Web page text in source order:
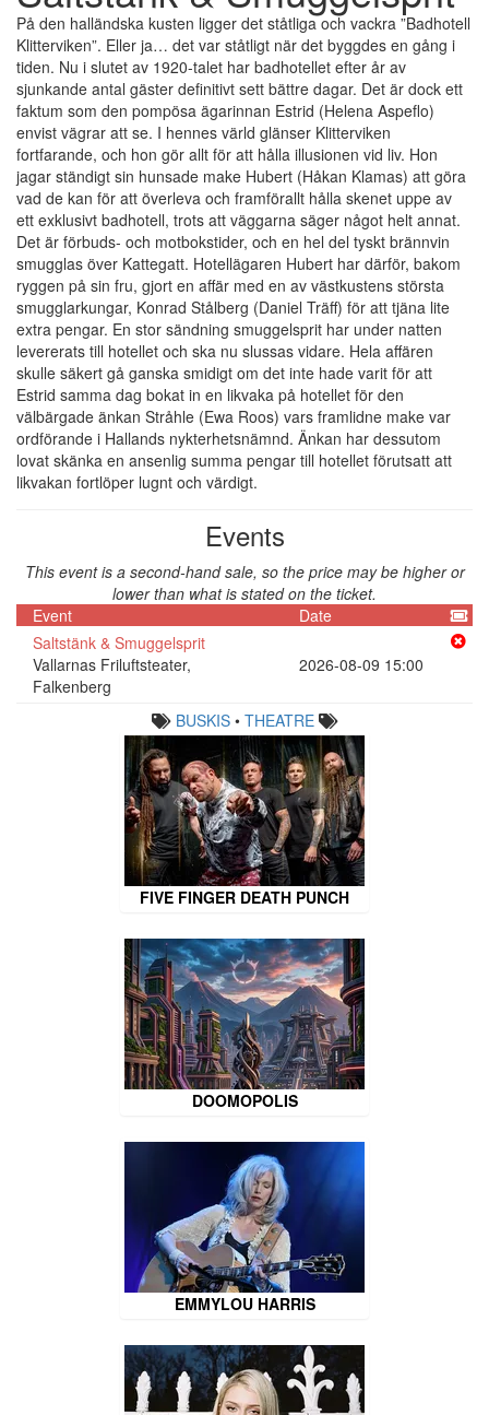
På den halländska kusten ligger det ståtliga och vackra ”Badhotell
Klitterviken”. Eller ja… det var ståtligt när det byggdes en gång i
tiden. Nu i slutet av 1920-talet har badhotellet efter år av
sjunkande antal gäster definitivt sett bättre dagar. Det är dock ett
faktum som den pompösa ägarinnan Estrid (Helena Aspeflo)
envist vägrar att se. I hennes värld glänser Klitterviken
fortfarande, och hon gör allt för att hålla illusionen vid liv. Hon
jagar ständigt sin hunsade make Hubert (Håkan Klamas) att göra
vad de kan för att överleva och framförallt hålla skenet uppe av
ett exklusivt badhotell, trots att väggarna säger något helt annat.
Det är förbuds- och motbokstider, och en hel del tyskt brännvin
smugglas över Kattegatt. Hotellägaren Hubert har därför, bakom
ryggen på sin fru, gjort en affär med en av västkustens största
smugglarkungar, Konrad Stålberg (Daniel Träff) för att tjäna lite
extra pengar. En stor sändning smuggelsprit har under natten
levererats till hotellet och ska nu slussas vidare. Hela affären
skulle säkert gå ganska smidigt om det inte hade varit för att
Estrid samma dag bokat in en likvaka på hotellet för den
välbärgade änkan Stråhle (Ewa Roos) vars framlidne make var
ordförande i Hallands nykterhetsnämnd. Änkan har dessutom
lovat skänka en ansenlig summa pengar till hotellet förutsatt att
likvakan fortlöper lugnt och värdigt.
Events
This event is a second-hand sale, so the price may be higher or
lower than what is stated on the ticket.
Event
Date
Saltstänk & Smuggelsprit
Vallarnas Friluftsteater,
Falkenberg
2026-08-09 15:00
BUSKIS• THEATRE
FIVE FINGER DEATH PUNCH
DOOMOPOLIS
EMMYLOU HARRIS